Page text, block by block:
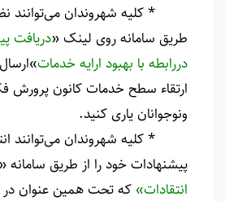
* کلیه شهروندان می‌توانند
طریق سامانه‌ روی لینک «دریافت
دررابطه با بهبود ارایه خدمات
ارتقاء سطح خدمات کانون پرورش
ونوجوانان یاری کنید.
* کلیه شهروندان می‌توانند
پیشنهادات خود را از طریق سامانه «
انتقادات» که تحت همین عنوان در